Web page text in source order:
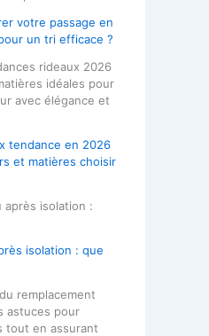
votre passage en
un tri efficace ?
tendance en 2026
et matières choisir
isolation : que